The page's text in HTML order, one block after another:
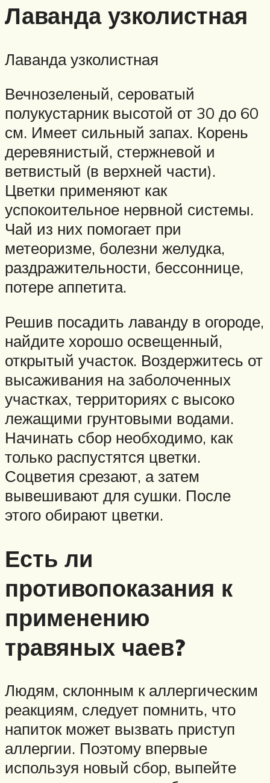
Лаванда узколистная
Лаванда узколистная
Вечнозеленый, сероватый
полукустарник высотой от 30 до 60
см. Имеет сильный запах. Корень
деревянистый, стержневой и
ветвистый (в верхней части).
Цветки применяют как
успокоительное нервной системы.
Чай из них помогает при
метеоризме, болезни желудка,
раздражительности, бессоннице,
потере аппетита.
Решив посадить лаванду в огороде,
найдите хорошо освещенный,
открытый участок. Воздержитесь от
высаживания на заболоченных
участках, территориях с высоко
лежащими грунтовыми водами.
Начинать сбор необходимо, как
только распустятся цветки.
Соцветия срезают, а затем
вывешивают для сушки. После
этого обирают цветки.
Есть ли
противопоказания к
применению
травяных чаев?
Людям, склонным к аллергическим
реакциям, следует помнить, что
напиток может вызвать приступ
аллергии. Поэтому впервые
используя новый сбор, выпейте